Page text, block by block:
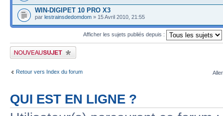
WIN-DIGIPET 10 PRO X3
par lestrainsdedomdom » 15 Avril 2010, 21:55
Afficher les sujets publiés depuis :
Publier un nouveau sujet
Retour vers Index du forum
QUI EST EN LIGNE ?